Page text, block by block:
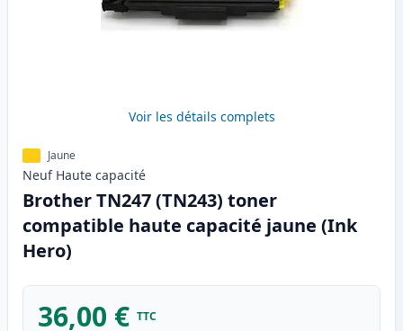
Voir les détails complets
Jaune
Neuf Haute capacité
Brother TN247 (TN243) toner
compatible haute capacité jaune (Ink
Hero)
36,00 € TTC